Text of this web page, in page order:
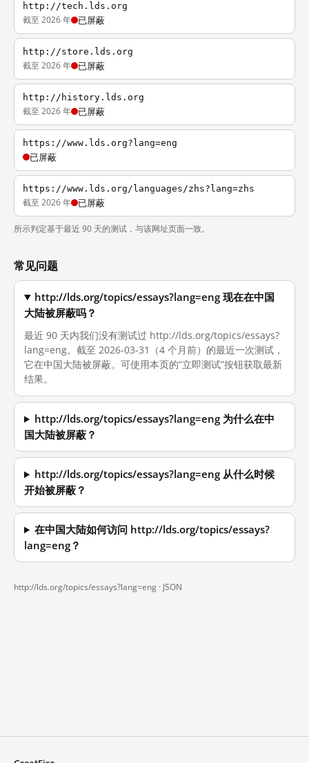
http://tech.lds.org
截至 2026 年 已屏蔽
http://store.lds.org
截至 2026 年 已屏蔽
http://history.lds.org
截至 2026 年 已屏蔽
https://www.lds.org?lang=eng
已屏蔽
https://www.lds.org/languages/zhs?lang=zhs
截至 2026 年 已屏蔽
所示判定基于最近 90 天的测试，与该网址页面一致。
常见问题
http://lds.org/topics/essays?lang=eng 现在在中国
大陆被屏蔽吗？
最近 90 天内我们没有测试过 http://lds.org/topics/essays?
lang=eng。截至 2026-03-31（4 个月前）的最近一次测试，
它在中国大陆被屏蔽。可使用本页的“立即测试”按钮获取最新
结果。
http://lds.org/topics/essays?lang=eng 为什么在中
国大陆被屏蔽？
http://lds.org/topics/essays?lang=eng 从什么时候
开始被屏蔽？
在中国大陆如何访问 http://lds.org/topics/essays?
lang=eng？
http://lds.org/topics/essays?lang=eng · JSON